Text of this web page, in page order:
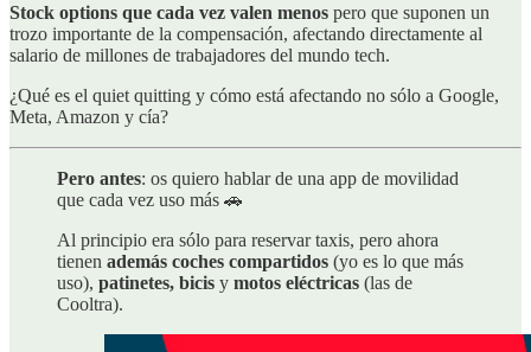
Stock options que cada vez valen menos pero que suponen un
trozo importante de la compensación, afectando directamente al
salario de millones de trabajadores del mundo tech.
¿Qué es el quiet quitting y cómo está afectando no sólo a Google,
Meta, Amazon y cía?
Pero antes: os quiero hablar de una app de movilidad
que cada vez uso más 🚗
Al principio era sólo para reservar taxis, pero ahora
tienen además coches compartidos (yo es lo que más
uso), patinetes, bicis y motos eléctricas (las de
Cooltra).